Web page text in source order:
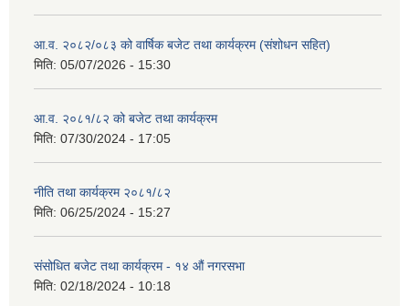
आ.व. २०८२/०८३ को वार्षिक बजेट तथा कार्यक्रम (संशोधन सहित)
मिति: 05/07/2026 - 15:30
आ.व. २०८१/८२ को बजेट तथा कार्यक्रम
मिति: 07/30/2024 - 17:05
नीति तथा कार्यक्रम २०८१/८२
मिति: 06/25/2024 - 15:27
संसोधित बजेट तथा कार्यक्रम - १४ औं नगरसभा
मिति: 02/18/2024 - 10:18